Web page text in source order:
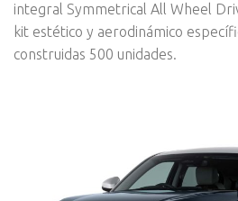
integral Symmetrical All Wheel
kit estético y aerodinámico
construidas 500 unidades.